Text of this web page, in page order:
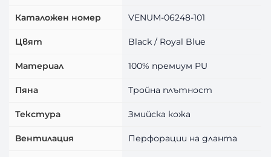
Каталожен номер VENUM-06248-101
Цвят Black / Royal Blue
Материал 100% премиум PU
Пяна Тройна плътност
Текстура Змийска кожа
Вентилация Перфорации на дланта